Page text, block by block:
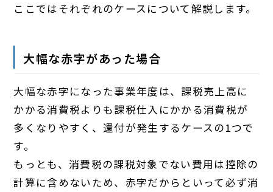
ここではそれぞれのケースについて解説します。
大幅な赤字があった場合
大幅な赤字になった事業年度は、課税売上高に
かかる消費税よりも課税仕入にかかる消費税が
多くなりやすく、還付が発生するケースの1つで
す。
もっとも、消費税の課税対象でない費用は控除の
計算に含めないため、赤字だからといって必ず消